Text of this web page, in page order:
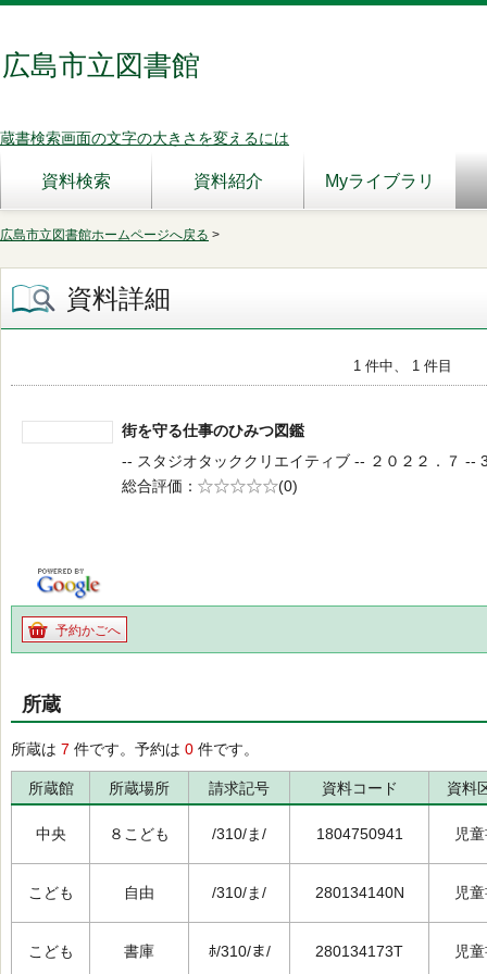
広島市立図書館
蔵書検索画面の文字の大きさを変えるには
資料検索 資料紹介 Myライブラリ
広島市立図書館ホームページへ戻る >
資料詳細
1 件中、 1 件目
街を守る仕事のひみつ図鑑
-- スタジオタッククリエイティブ -- ２０２２．７ --
総合評価
5段階評価
(0)
予約かごへ
所蔵
所蔵は 7 件です。予約は 0 件です。
所蔵館 所蔵場所 請求記号 資料コード 資料
中央 ８こども /310/ま/ 1804750941 児
こども 自由 /310/ま/ 280134140N 児
こども 書庫 ﾎ/310/ま/ 280134173T 児